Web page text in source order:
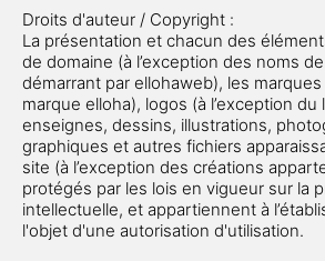
Droits d'auteur / Copyright :
La présentation et chacun des
de domaine (à l’exception des noms
démarrant par ellohaweb), les marques
marque elloha), logos (à l’exception du
enseignes, dessins, illustrations,
graphiques et autres fichiers
site (à l’exception des créations
protégés par les lois en vigueur sur la
intellectuelle, et appartiennent à
l'objet d'une autorisation d'utilisation.